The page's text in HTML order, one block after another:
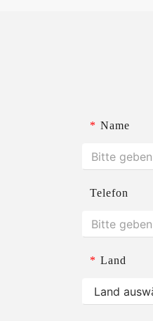
* Name
Telefon
* Land